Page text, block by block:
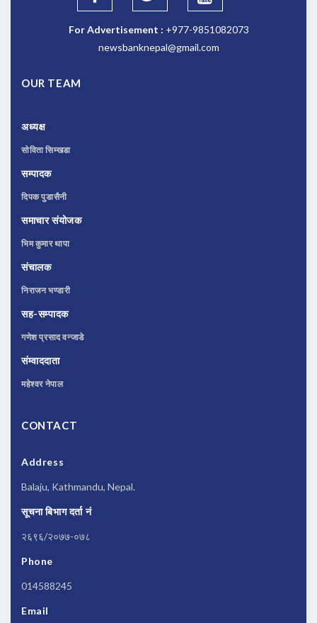
For Advertisement : +977-9851082073
newsbanknepal@gmail.com
OUR TEAM
अध्यक्ष
सोविता सिम्खडा
सम्पादक
दिपक पुडासैनी
समाचार संयोजक
भिम कुमार थापा
संचालक
निराजन भण्डारी
सह-सम्पादक
गणेश प्रसाद वन्जाडे
संम्वाददाता
महेश्वर नेपाल
CONTACT
Address
Balaju, Kathmandu, Nepal.
सूचना बिभाग दर्ता नं
२६९६/२०७७-०७८
Phone
014588245
Email